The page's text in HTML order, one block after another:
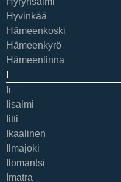
Hyvinkää
Hämeenkoski
Hämeenkyrö
Hämeenlinna
Ii
Iisalmi
Iitti
Ikaalinen
Ilmajoki
Ilomantsi
Imatra